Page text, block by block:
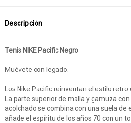
Descripción
Tenis NIKE Pacific Negro
Muévete con legado.
Los Nike Pacific reinventan el estilo
La parte superior de malla y gamuza
acolchado se combina con una suela de
añade el espíritu de los años 70 con un